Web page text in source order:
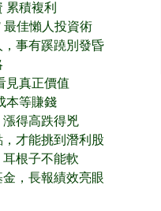
累積複利
最佳懶人投資術
事有蹊蹺別發昏
見真正價值
本等賺錢
得高跌得兇
才能挑到潛利股
根子不能軟
，長報績效亮眼